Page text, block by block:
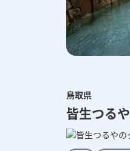
鳥取県
皆生つるや